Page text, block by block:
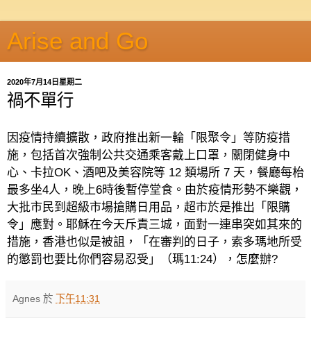
Arise and Go
2020年7月14日星期二
禍不單行
因疫情持續擴散，政府推出新一輪「限聚令」等防疫措
施，包括首次強制公共交通乘客戴上口罩，關閉健身中
心、卡拉OK 、酒吧及美容院等 12 類場所 7 天，餐廳每枱
最多坐4人，晚上6時後暫停堂食。由於疫情形勢不樂觀，
大批市民到超級市場搶購日用品 ，超市於是推出「限購
令」應對。耶穌在今天斥責三城， 面對一連串突如其來的
措施，香港也似是被詛，「在審判的日子，索多瑪地所受
的懲罰也要比你們容易忍受」（瑪11:24），怎麼辦?
Agnes 於 下午11:31